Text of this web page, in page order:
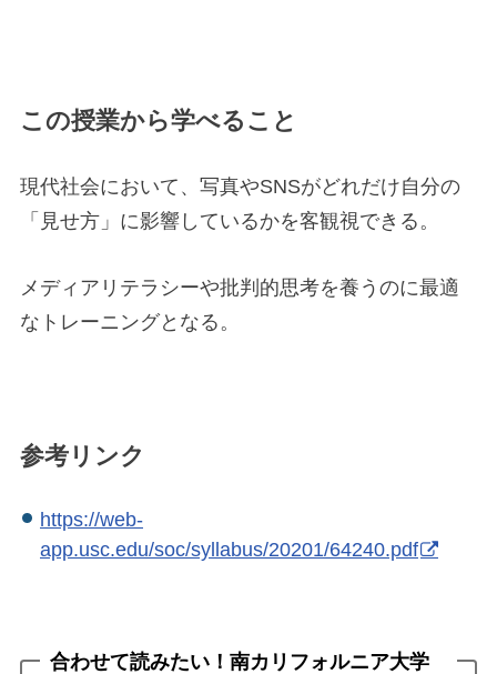
この授業から学べること
現代社会において、写真やSNSがどれだけ自分の
「見せ方」に影響しているかを客観視できる。
メディアリテラシーや批判的思考を養うのに最適
なトレーニングとなる。
参考リンク
https://web-
app.usc.edu/soc/syllabus/20201/64240.pdf
合わせて読みたい！南カリフォルニア大学